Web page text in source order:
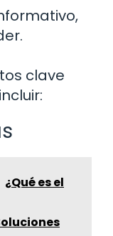
clave
¿Qué es el